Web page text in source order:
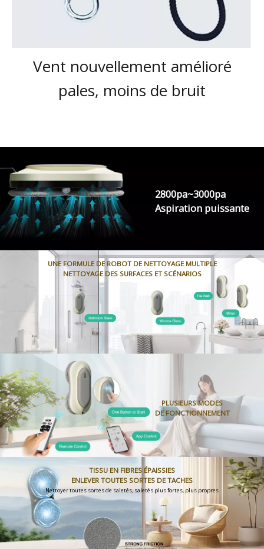
Vent nouvellement amélioré
pales, moins de bruit
2800pa~3000pa
Aspiration puissante
UNE FORMULE DE ROBOT DE NETTOYAGE MULTIPLE
NETTOYAGE DES SURFACES ET SCÉNARIOS
PLUSIEURS MODES
DE FONCTIONNEMENT
TISSU EN FIBRES ÉPAISSIES
ENLEVER TOUTES SORTES DE TACHES
Nettoyer toutes sortes de saletés, saletés plus fortes, plus propres